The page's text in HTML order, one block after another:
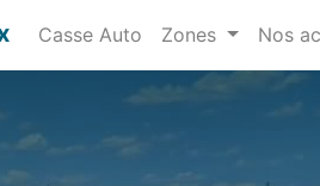
Casse Auto Zones Nos